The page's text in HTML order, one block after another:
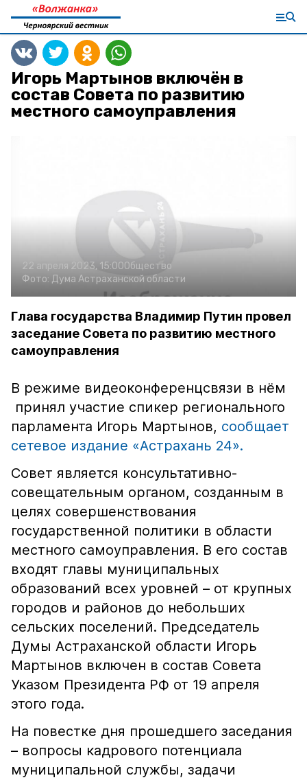
Игорь Мартынов включён в
состав Совета по развитию
местного самоуправления
22 апреля 2023, 15:00Общество
Фото: Дума Астраханской области
Глава государства Владимир Путин провел
заседание Совета по развитию местного
самоуправления
В режиме видеоконференцсвязи в нём
принял участие спикер регионального
парламента Игорь Мартынов, сообщает
сетевое издание «Астрахань 24».
Совет является консультативно-
совещательным органом, созданным в
целях совершенствования
государственной политики в области
местного самоуправления. В его состав
входят главы муниципальных
образований всех уровней – от крупных
городов и районов до небольших
сельских поселений. Председатель
Думы Астраханской области Игорь
Мартынов включен в состав Совета
Указом Президента РФ от 19 апреля
этого года.
На повестке дня прошедшего заседания
– вопросы кадрового потенциала
муниципальной службы, задачи